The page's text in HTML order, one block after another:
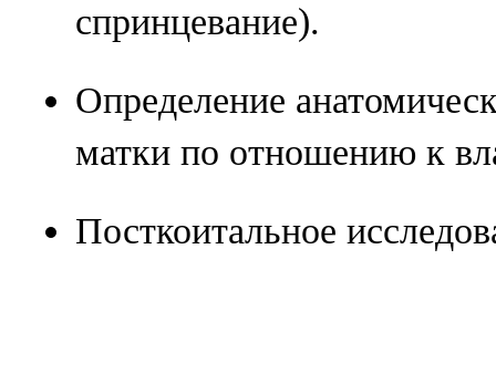
спринцевание).
Определение
матки по отношению к
Посткоитальное